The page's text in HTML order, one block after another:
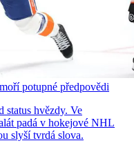
potupné předpovědi
status hvězdy. Ve
padá v hokejové NHL
slyší tvrdá slova.